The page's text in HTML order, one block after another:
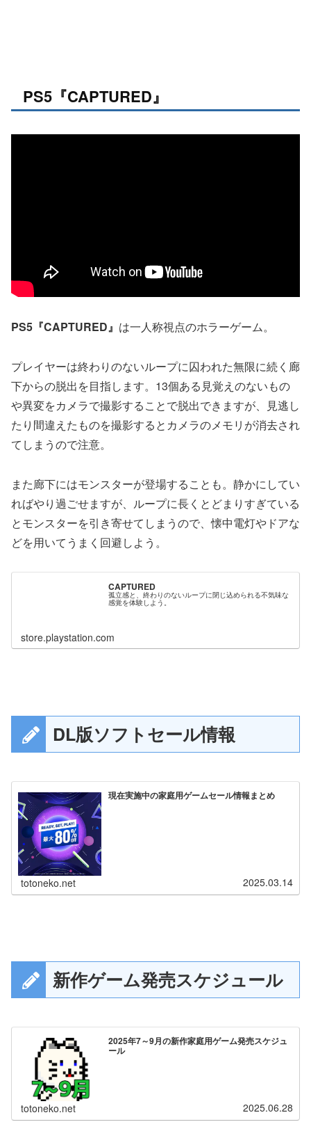
PS5『CAPTURED』
PS5『CAPTURED』 は一人称視点のホラーゲーム。
プレイヤーは終わりのないループに囚われた無限に続く廊
下からの脱出を目指します。13個ある見覚えのないもの
や異変をカメラで撮影することで脱出できますが、見逃し
たり間違えたものを撮影するとカメラのメモリが消去され
てしまうので注意。
また廊下にはモンスターが登場することも。静かにしてい
ればやり過ごせますが、ループに長くとどまりすぎている
とモンスターを引き寄せてしまうので、懐中電灯やドアな
どを用いてうまく回避しよう。
CAPTURED
孤立感と、終わりのないループに閉じ込められる不気味な
感覚を体験しよう。
store.playstation.com
DL版ソフトセール情報
現在実施中の家庭用ゲームセール情報まとめ
totoneko.net 2025.03.14
新作ゲーム発売スケジュール
2025年7～9月の新作家庭用ゲーム発売スケジュ
ール
totoneko.net 2025.06.28